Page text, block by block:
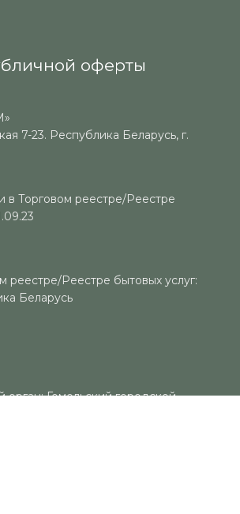
оферты
7-23. Республика Беларусь, г.
в Торговом реестре/Реестре
реестре/Реестре бытовых услуг:
Беларусь
орган: Гомельский городской